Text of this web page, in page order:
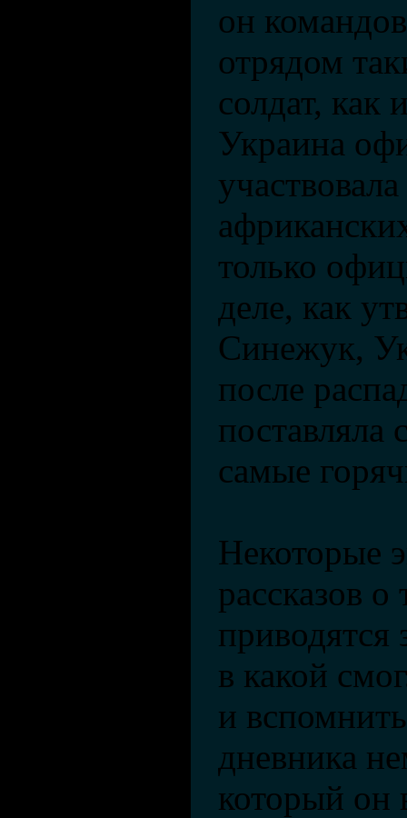
он
отрядом
солдат, как
Украина
только
деле, как
Синежук,
после
поставляла
самые
Некоторые
рассказов
приводятся
в какой
и
дневника
который он